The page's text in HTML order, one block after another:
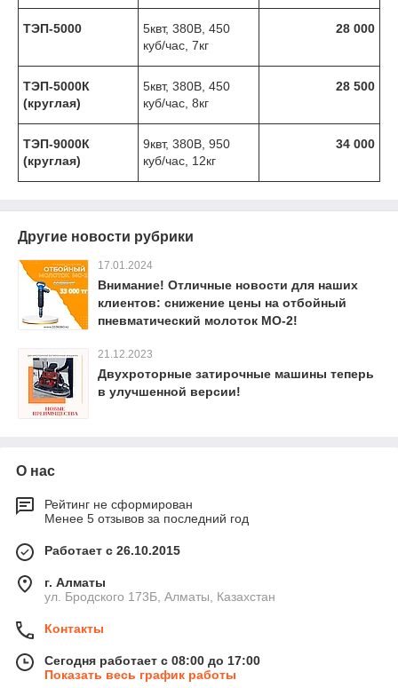
ТЭП-5000
5квт, 380В, 450
куб/час, 7кг
28 000
ТЭП-5000К
(круглая)
5квт, 380В, 450
куб/час, 8кг
28 500
ТЭП-9000К
(круглая)
9квт, 380В, 950
куб/час, 12кг
34 000
Другие новости рубрики
17.01.2024
Внимание! Отличные новости для наших
клиентов: снижение цены на отбойный
пневматический молоток МО-2!
21.12.2023
Двухроторные затирочные машины теперь
в улучшенной версии!
О нас
Рейтинг не сформирован
Менее 5 отзывов за последний год
Работает с 26.10.2015
г. Алматы
ул. Бродского 173Б, Алматы, Казахстан
Контакты
Сегодня работает с 08:00 до 17:00
Показать весь график работы